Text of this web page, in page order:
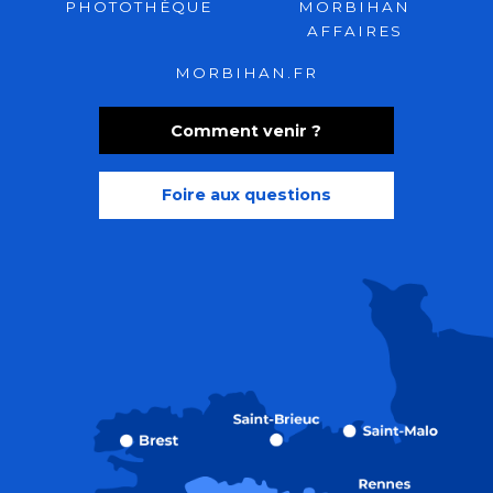
Comment venir ?
Foire aux questions
PHOTOTHÈQUE
MORBIHAN
AFFAIRES
MORBIHAN.FR